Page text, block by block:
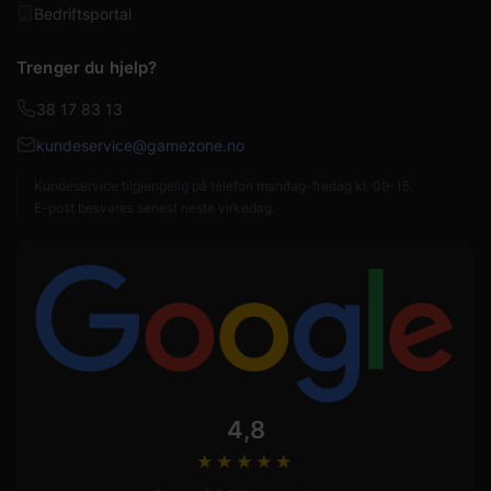
Bedriftsportal
Trenger du hjelp?
38 17 83 13
kundeservice@gamezone.no
4,8
★★★★ ★